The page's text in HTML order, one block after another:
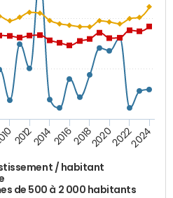
/ habitant
de 500 à 2 000 habitants
2012201420162018202020222024